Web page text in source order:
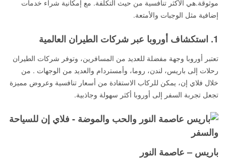
موثوقة.هي الأكثر تنافسية من حيث التكلفة. مع إمكانية شراء خدمات
إضافية مثل الوجبات والأمتعة.
1. استكشاف أوروبا عبر شركات الطيران العالمية
تعتبر أوروبا وجهة مفضلة للعديد من المسافرين، وتوفر شركات الطيران
رحلات إلى باريس، لندن، روما، وأمستردام والعديد من الوجهات . من
خلال فلاي إن، يمكن للركاب الاستفادة من أسعار تنافسية وعروض مميزة
تجعل تجربة السفر إلى أوروبا أكثر سهولة وجاذبية.
باريس – عاصمة النور